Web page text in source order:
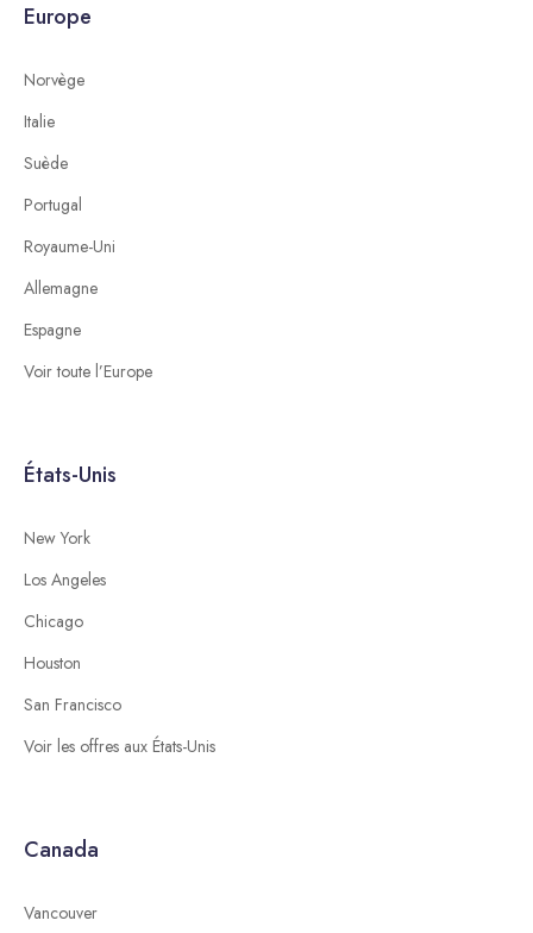
Europe
Norvège
Italie
Suède
Portugal
Royaume-Uni
Allemagne
Espagne
Voir toute l’Europe
États-Unis
New York
Los Angeles
Chicago
Houston
San Francisco
Voir les offres aux États-Unis
Canada
Vancouver